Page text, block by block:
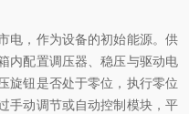
电，作为设备的初始能源。供
内配置调压器、稳压与驱动电
旋钮是否处于零位，执行零位
手动调节或自动控制模块，平